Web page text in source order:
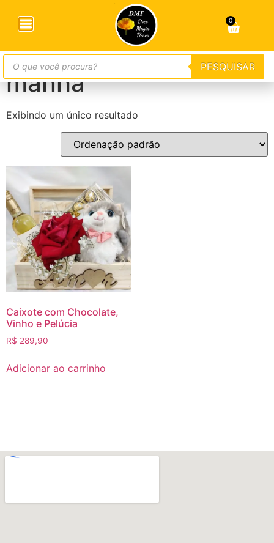
/ Produtos marcados com a tag “cestade café da
manha”
cestade café da
manha
Exibindo um único resultado
Caixote com Chocolate,
Vinho e Pelúcia
R$ 289,90
Adicionar ao carrinho
0
PESQUISAR